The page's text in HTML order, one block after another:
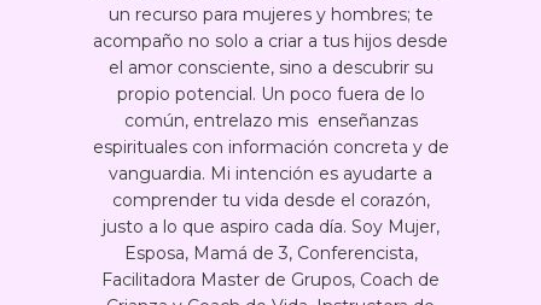
un recurso para mujeres y hombres; te
acompaño no solo a criar a tus hijos desde
el amor consciente, sino a descubrir su
propio potencial. Un poco fuera de lo
común, entrelazo mis enseñanzas
espirituales con información concreta y de
vanguardia. Mi intención es ayudarte a
comprender tu vida desde el corazón,
justo a lo que aspiro cada día. Soy Mujer,
Esposa, Mamá de 3, Conferencista,
Facilitadora Master de Grupos, Coach de